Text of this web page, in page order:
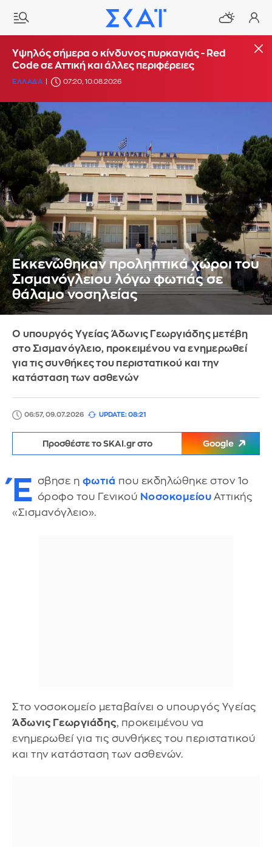
Υψηλός σήμερα ο κίνδυνος πυρκαγιάς - Red
Code σε Αττική και άλλες περιφέρειες
ΕΛΛΑΔΑ 07:20, 10.08.2026
Εκκενώθηκαν προληπτικά χώροι του
Σισμανόγλειου λόγω φωτιάς σε
θάλαμο νοσηλείας
Ο υπουργός Υγείας Άδωνις Γεωργιάδης μετέβη
στο Σισμανόγλειο, προκειμένου να ενημερωθεί
για τις συνθήκες του περιστατικού και την
κατάσταση των ασθενών
06:57, 09.07.2026 UPDATE: 08:21
Προσθέστε το SKAI.gr στο Google
Έ σβησε η φωτιά που εκδηλώθηκε στον 1ο
όροφο του Γενικού Νοσοκομείου Αττικής
«Σισμανόγλειο».
Στο νοσοκομείο μεταβαίνει ο υπουργός Υγείας
Άδωνις Γεωργιάδης, προκειμένου να
ενημερωθεί για τις συνθήκες του περιστατικού
και την κατάσταση των ασθενών.